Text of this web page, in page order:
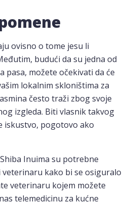
ovisno o tome jesu li
budući da su jedna od
pasa, možete očekivati da će
lokalnim skloništima za
često traži zbog svoje
izgleda. Biti vlasnik takvog
iskustvo, pogotovo ako
Inuima su potrebne
kako bi se osiguralo
veterinaru kojem možete
telemedicinu za kućne